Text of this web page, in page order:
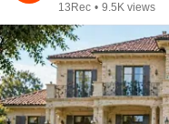
13Rec • 9.5K views